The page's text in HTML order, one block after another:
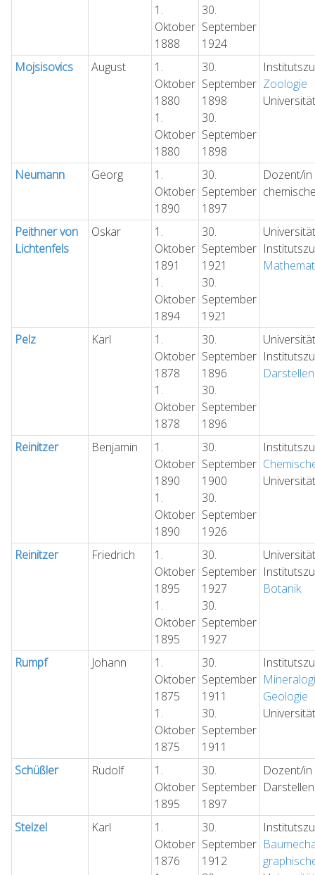
1.
Oktober
1888
30.
September
1924
Mojsisovics August
1.
Oktober
1880
1.
Oktober
1880
30.
September
1898
30.
September
1898
Zoologie
Neumann Georg
1.
Oktober
1890
30.
September
1897
Dozent/
Peithner von
Lichtenfels
Oskar
1.
Oktober
1891
1.
Oktober
1894
30.
September
1921
30.
September
1921
Pelz Karl
1.
Oktober
1878
1.
Oktober
1878
30.
September
1896
30.
September
1896
Reinitzer Benjamin
1.
Oktober
1890
1.
Oktober
1890
30.
September
1900
30.
September
1926
Reinitzer Friedrich
1.
Oktober
1895
1.
Oktober
1895
30.
September
1927
30.
September
1927
Botanik
Rumpf Johann
1.
Oktober
1875
1.
Oktober
1875
30.
September
1911
30.
September
1911
Geologie
Schüßler Rudolf
1.
Oktober
1895
30.
September
1897
Dozent/
Stelzel Karl
1.
Oktober
1876
30.
September
1912